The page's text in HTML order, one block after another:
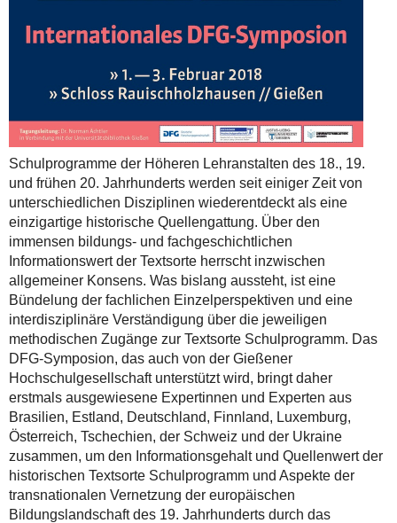
Schulprogramme der Höheren Lehranstalten des 18., 19.
und frühen 20. Jahrhunderts werden seit einiger Zeit von
unterschiedlichen Disziplinen wiederentdeckt als eine
einzigartige historische Quellengattung. Über den
immensen bildungs- und fachgeschichtlichen
Informationswert der Textsorte herrscht inzwischen
allgemeiner Konsens. Was bislang aussteht, ist eine
Bündelung der fachlichen Einzelperspektiven und eine
interdisziplinäre Verständigung über die jeweiligen
methodischen Zugänge zur Textsorte Schulprogramm. Das
DFG-Symposion, das auch von der Gießener
Hochschulgesellschaft unterstützt wird, bringt daher
erstmals ausgewiesene Expertinnen und Experten aus
Brasilien, Estland, Deutschland, Finnland, Luxemburg,
Österreich, Tschechien, der Schweiz und der Ukraine
zusammen, um den Informationsgehalt und Quellenwert der
historischen Textsorte Schulprogramm und Aspekte der
transnationalen Vernetzung der europäischen
Bildungslandschaft des 19. Jahrhunderts durch das